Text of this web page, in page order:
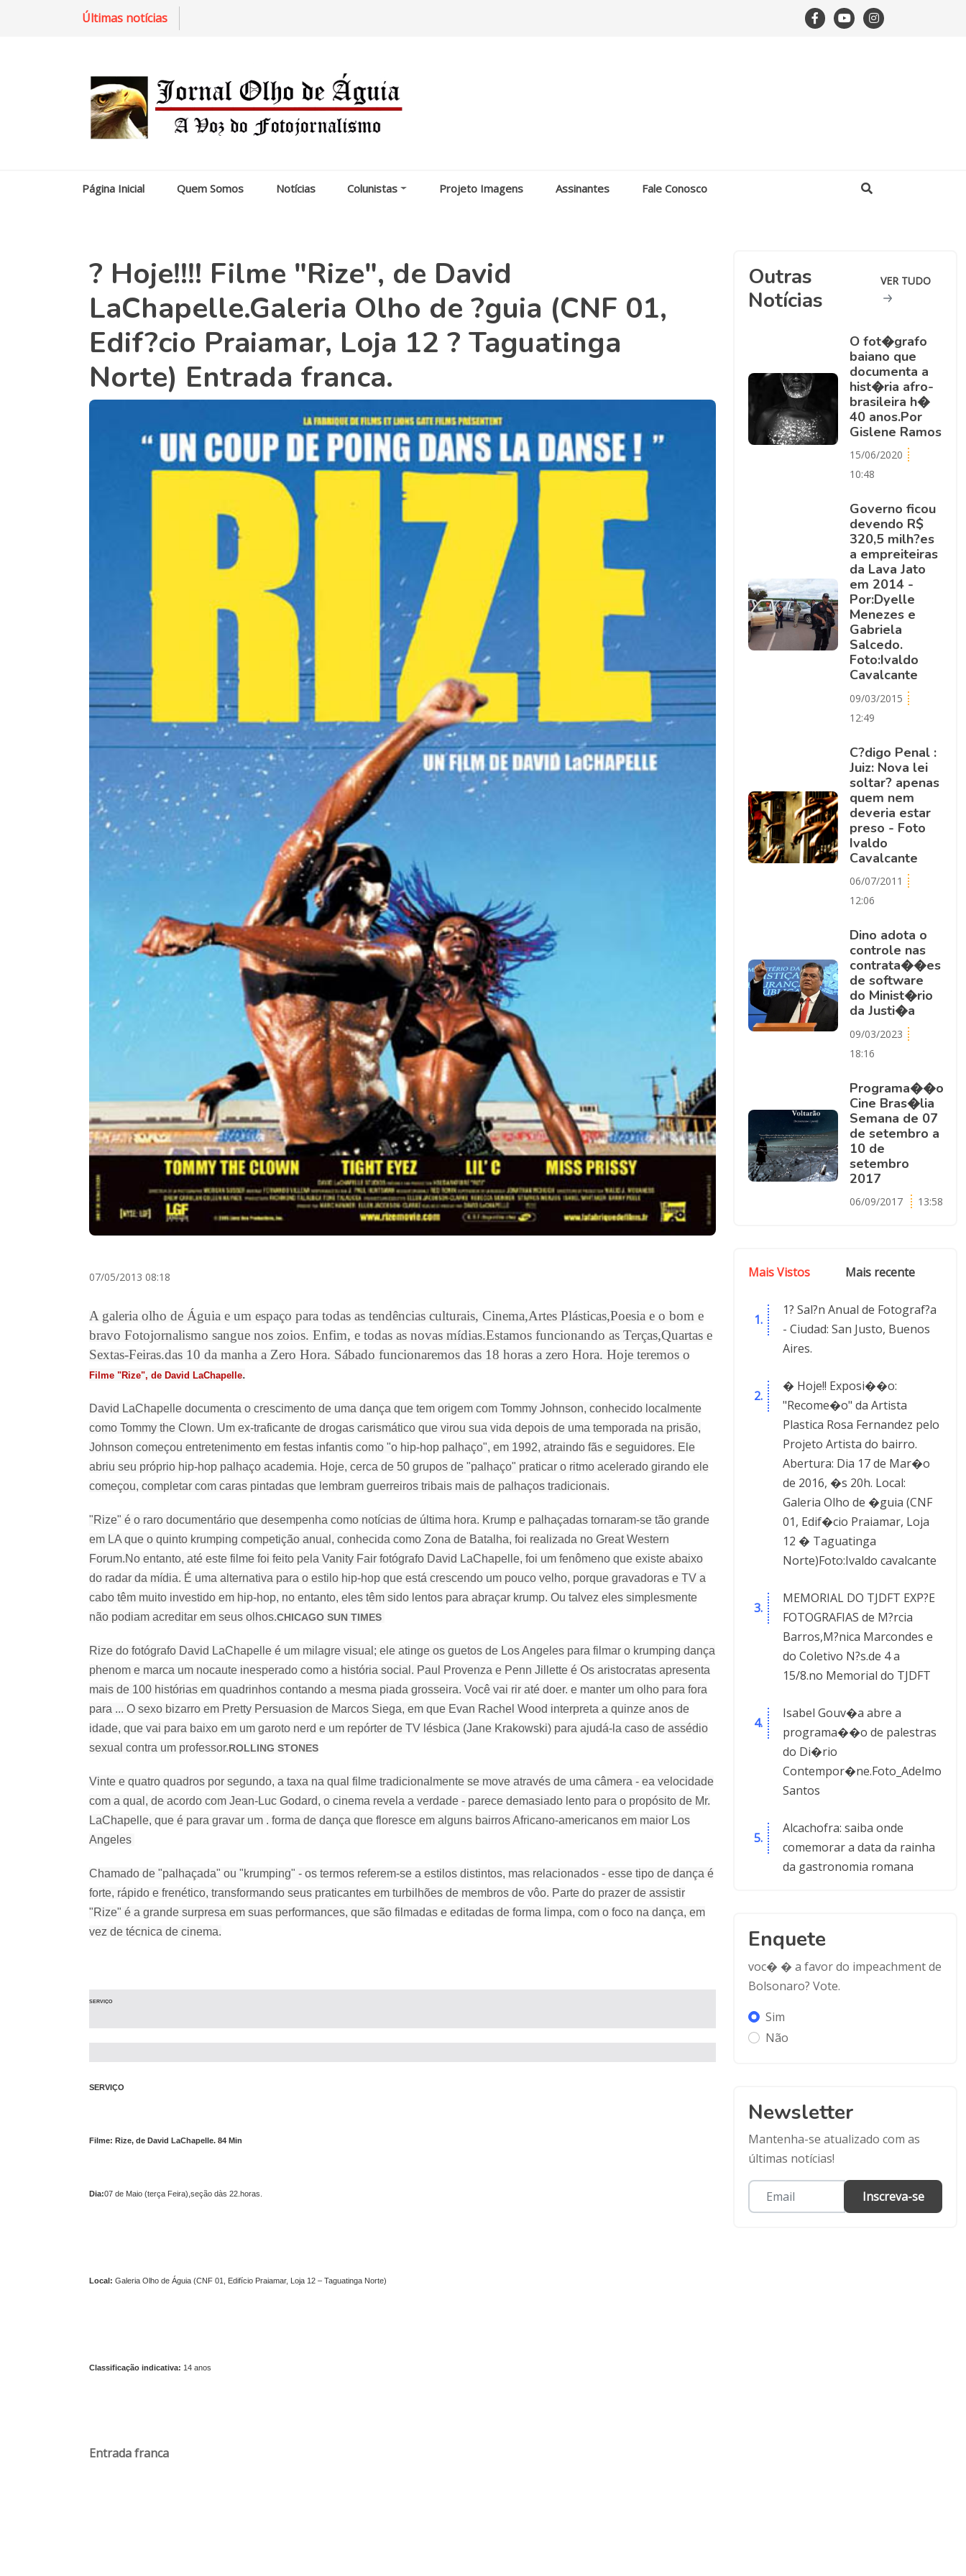
Últimas notícias
Página Inicial Quem Somos Notícias Colunistas Projeto Imagens Assinantes Fale Conosco
? Hoje!!!! Filme "Rize", de David
LaChapelle.Galeria Olho de ?guia (CNF 01,
Edif?cio Praiamar, Loja 12 ? Taguatinga
Norte) Entrada franca.
07/05/2013 08:18
A galeria olho de Águia e um espaço para todas as tendências culturais, Cinema,Artes Plásticas,Poesia e o bom e
bravo Fotojornalismo sangue nos zoios. Enfim, e todas as novas mídias.Estamos funcionando as Terças,Quartas e
Sextas-Feiras.das 10 da manha a Zero Hora. Sábado funcionaremos das 18 horas a zero Hora. Hoje teremos o
Filme "Rize", de David LaChapelle.
David LaChapelle documenta o crescimento de uma dança que tem origem com Tommy Johnson, conhecido localmente
como Tommy the Clown. Um ex-traficante de drogas carismático que virou sua vida depois de uma temporada na prisão,
Johnson começou entretenimento em festas infantis como "o hip-hop palhaço", em 1992, atraindo fãs e seguidores. Ele
abriu seu próprio hip-hop palhaço academia. Hoje, cerca de 50 grupos de "palhaço" praticar o ritmo acelerado girando ele
começou, completar com caras pintadas que lembram guerreiros tribais mais de palhaços tradicionais.
"Rize" é o raro documentário que desempenha como notícias de última hora. Krump e palhaçadas tornaram-se tão grande
em LA que o quinto krumping competição anual, conhecida como Zona de Batalha, foi realizada no Great Western
Forum.No entanto, até este filme foi feito pela Vanity Fair fotógrafo David LaChapelle, foi um fenômeno que existe abaixo
do radar da mídia. É uma alternativa para o estilo hip-hop que está crescendo um pouco velho, porque gravadoras e TV a
cabo têm muito investido em hip-hop, no entanto, eles têm sido lentos para abraçar krump. Ou talvez eles simplesmente
não podiam acreditar em seus olhos.CHICAGO SUN TIMES
Rize do fotógrafo David LaChapelle é um milagre visual; ele atinge os guetos de Los Angeles para filmar o krumping dança
phenom e marca um nocaute inesperado como a história social. Paul Provenza e Penn Jillette é Os aristocratas apresenta
mais de 100 histórias em quadrinhos contando a mesma piada grosseira. Você vai rir até doer. e manter um olho para fora
para ... O sexo bizarro em Pretty Persuasion de Marcos Siega, em que Evan Rachel Wood interpreta a quinze anos de
idade, que vai para baixo em um garoto nerd e um repórter de TV lésbica (Jane Krakowski) para ajudá-la caso de assédio
sexual contra um professor.ROLLING STONES
Vinte e quatro quadros por segundo, a taxa na qual filme tradicionalmente se move através de uma câmera - ea velocidade
com a qual, de acordo com Jean-Luc Godard, o cinema revela a verdade - parece demasiado lento para o propósito de Mr.
LaChapelle, que é para gravar um . forma de dança que floresce em alguns bairros Africano-americanos em maior Los
Angeles
Chamado de "palhaçada" ou "krumping" - os termos referem-se a estilos distintos, mas relacionados - esse tipo de dança é
forte, rápido e frenético, transformando seus praticantes em turbilhões de membros de vôo. Parte do prazer de assistir
"Rize" é a grande surpresa em suas performances, que são filmadas e editadas de forma limpa, com o foco na dança, em
vez de técnica de cinema.
SERVIÇO
SERVIÇO
Filme: Rize, de David LaChapelle. 84 Min
Dia:07 de Maio (terça Feira),seção dàs 22.horas.
Local: Galeria Olho de Águia (CNF 01, Edifício Praiamar, Loja 12 – Taguatinga Norte)
Classificação indicativa: 14 anos
Entrada franca
Outras
Notícias
VER TUDO
O fot�grafo
baiano que
documenta a
hist�ria afro-
brasileira h�
40 anos.Por
Gislene Ramos
15/06/2020
10:48
Governo ficou
devendo R$
320,5 milh?es
a empreiteiras
da Lava Jato
em 2014 -
Por:Dyelle
Menezes e
Gabriela
Salcedo.
Foto:Ivaldo
Cavalcante
09/03/2015
12:49
C?digo Penal :
Juiz: Nova lei
soltar? apenas
quem nem
deveria estar
preso - Foto
Ivaldo
Cavalcante
06/07/2011
12:06
Dino adota o
controle nas
contrata��es
de software
do Minist�rio
da Justi�a
09/03/2023
18:16
Programa��o
Cine Bras�lia
Semana de 07
de setembro a
10 de
setembro
2017
06/09/2017 13:58
Mais Vistos Mais recente
1? Sal?n Anual de Fotograf?a
- Ciudad: San Justo, Buenos
Aires.
� Hoje!! Exposi��o:
"Recome�o" da Artista
Plastica Rosa Fernandez pelo
Projeto Artista do bairro.
Abertura: Dia 17 de Mar�o
de 2016, �s 20h. Local:
Galeria Olho de �guia (CNF
01, Edif�cio Praiamar, Loja
12 � Taguatinga
Norte)Foto:Ivaldo cavalcante
MEMORIAL DO TJDFT EXP?E
FOTOGRAFIAS de M?rcia
Barros,M?nica Marcondes e
do Coletivo N?s.de 4 a
15/8.no Memorial do TJDFT
Isabel Gouv�a abre a
programa��o de palestras
do Di�rio
Contempor�ne.Foto_Adelmo
Santos
Alcachofra: saiba onde
comemorar a data da rainha
da gastronomia romana
Enquete
voc� � a favor do impeachment de
Bolsonaro? Vote.
Sim
Não
Newsletter
Mantenha-se atualizado com as
últimas notícias!
Inscreva-se